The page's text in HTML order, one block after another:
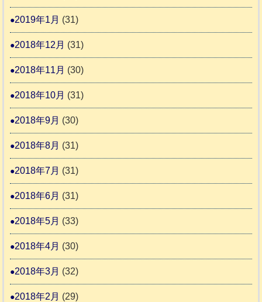
2019年1月 (31)
2018年12月 (31)
2018年11月 (30)
2018年10月 (31)
2018年9月 (30)
2018年8月 (31)
2018年7月 (31)
2018年6月 (31)
2018年5月 (33)
2018年4月 (30)
2018年3月 (32)
2018年2月 (29)